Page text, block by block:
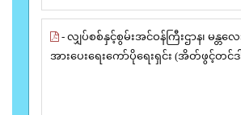
- လျှပ်စစ်နှင့်စွမ်းအင်ဝန်ကြီးဌာန၊ မန္တ
အားပေးရေးကော်ပိုရေးရှင်း (အိတ်ဖွင့်တင်ဒါ